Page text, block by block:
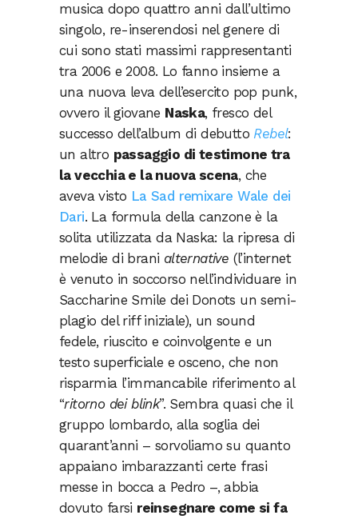
musica dopo quattro anni dall’ultimo
singolo, re-inserendosi nel genere di
cui sono stati massimi rappresentanti
tra 2006 e 2008. Lo fanno insieme a
una nuova leva dell’esercito pop punk,
ovvero il giovane Naska, fresco del
successo dell’album di debutto Rebel:
un altro passaggio di testimone tra
la vecchia e la nuova scena, che
aveva visto La Sad remixare Wale dei
Dari. La formula della canzone è la
solita utilizzata da Naska: la ripresa di
melodie di brani alternative (l’internet
è venuto in soccorso nell’individuare in
Saccharine Smile dei Donots un semi-
plagio del riff iniziale), un sound
fedele, riuscito e coinvolgente e un
testo superficiale e osceno, che non
risparmia l’immancabile riferimento al
“ritorno dei blink”. Sembra quasi che il
gruppo lombardo, alla soglia dei
quarant’anni – sorvoliamo su quanto
appaiano imbarazzanti certe frasi
messe in bocca a Pedro –, abbia
dovuto farsi reinsegnare come si fa